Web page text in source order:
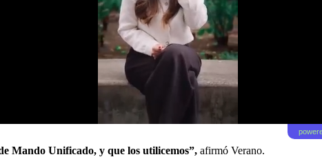
Mando Unificado, y que los utilicemos”, afirmó Verano.